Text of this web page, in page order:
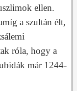
ellen.
a szultán élt,
róla, hogy a
már 1244-